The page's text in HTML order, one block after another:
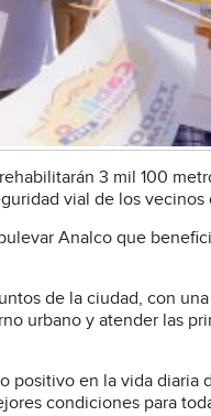
3 mil 100
vial de los vecinos
Analco que
de la ciudad, con
urbano y atender las
positivo en la vida diaria
condiciones para